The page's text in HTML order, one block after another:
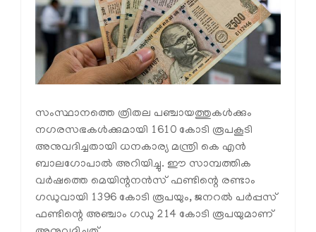
സംസ്ഥാനത്തെ ത്രിതല പഞ്ചായത്തുകൾക്കും
നഗരസഭകൾക്കുമായി 1610 കോടി രൂപകൂടി
അനുവദിച്ചതായി ധനകാര്യ മന്ത്രി കെ എൻ
ബാലഗോപാൽ അറിയിച്ചു. ഈ സാമ്പത്തിക
വർഷത്തെ മെയിന്റനൻസ്‌ ഫണ്ടിന്റെ രണ്ടാം
ഗഡുവായി 1396 കോടി രൂപയും, ജനറൽ പർപ്പസ്‌
ഫണ്ടിന്റെ അഞ്ചാം ഗഡു 214 കോടി രൂപയുമാണ്‌